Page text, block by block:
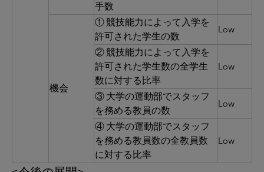
手数
機会
① 競技能力によって入学を
許可された学生の数
Low
② 競技能力によって入学を
許可された学生数の全学生
数に対する比率
Low
③ 大学の運動部でスタッフ
を務める教員の数
Low
④ 大学の運動部でスタッフ
を務める教員数の全教員数
に対する比率
Low